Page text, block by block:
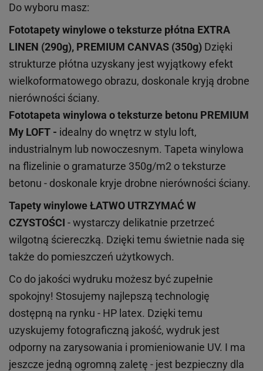
Do wyboru masz:
Fototapety winylowe oteksturze płótna EXTRA
LINEN (290g), PREMIUM CANVAS (350g) Dzięki
strukturze płótna uzyskany jest wyjątkowy efekt
wielkoformatowego obrazu, doskonale kryją drobne
nierówności ściany.
Fototapeta winylowa oteksturze betonu PREMIUM
My LOFT - idealny do wnętrz w stylu loft,
industrialnym lub nowoczesnym. Tapeta winylowa
na flizelinie o gramaturze 350g/m2 o teksturze
betonu - doskonale kryje drobne nierówności ściany.
Tapety winyloweŁATWO UTRZYMAĆ W
CZYSTOŚCI - wystarczy delikatnie przetrzeć
wilgotną ściereczką. Dzięki temu świetnie nada się
także do pomieszczeń użytkowych.
Co do jakości wydruku możesz być zupełnie
spokojny! Stosujemy najlepszą technologię
dostępną na rynku - HP latex. Dzięki temu
uzyskujemy fotograficzną jakość, wydruk jest
odporny na zarysowania i promieniowanie UV. I ma
jeszcze jedną ogromną zaletę - jest bezpieczny dla